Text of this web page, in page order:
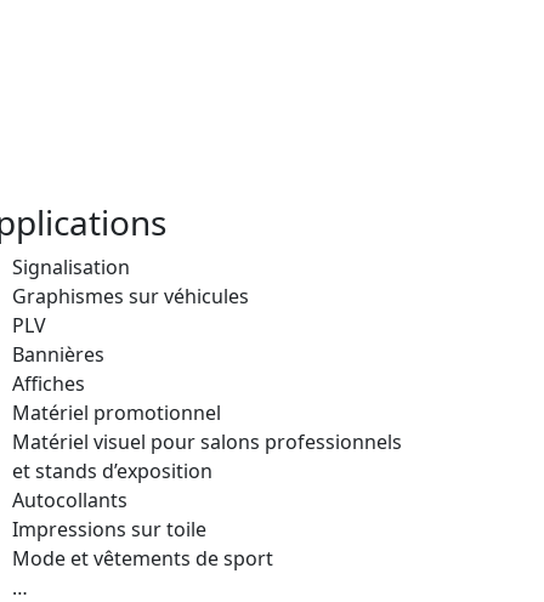
Signalisation
Graphismes sur véhicules
PLV
Bannières
Affiches
Matériel promotionnel
Matériel visuel pour salons professionnels
et stands d’exposition
Autocollants
Impressions sur toile
Mode et vêtements de sport
…